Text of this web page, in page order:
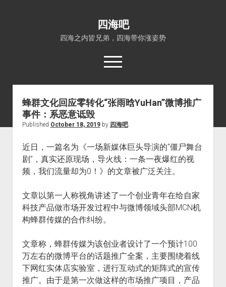
四海吧
四海之内皆兄弟，四海带你涨姿势
open
menu
首页
福利吧
技术控
福利福利
电影推荐
音乐推荐
四海
小猪AI
算娘区块链
蜂群文化回应零转化“张雨晗YuHan”微博推广
事件：系恶意诋毁
Published October 18, 2019by 四海吧
近日，一篇名为《一场新媒体巨头导演的“僵尸舞台
剧”，真实还原现场，导火线：一条一夜爆红的视
频，我们流量却为0！》的文章被广泛关注。
文章以第一人称视角讲述了一个创业青年在给自家
科技产品做市场开发过程中与微博领域头部MCN机
构蜂群传媒的合作纠纷。
文章称，蜂群传媒为该创业者设计了一个预计100
万左右的微博平台的话题推广全案，主要围绕着线
下网红实体店实验室，进行互动式的矩阵式的宣传
推广。由于是第一次做这样的市场推广项目，产品